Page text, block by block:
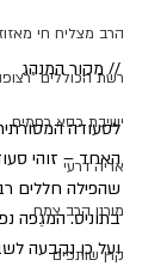
הרב מצליח חי
רשת הכוללים
ישיבת כסא רחמים
אריה דרעי
מורנו הרב צמח
קרן שותפים
// מקור המנהג
לסעודה
האחד – זוהי
שהפילה חללים
בתוניס. המגֵפה
ועל כן נקבעה